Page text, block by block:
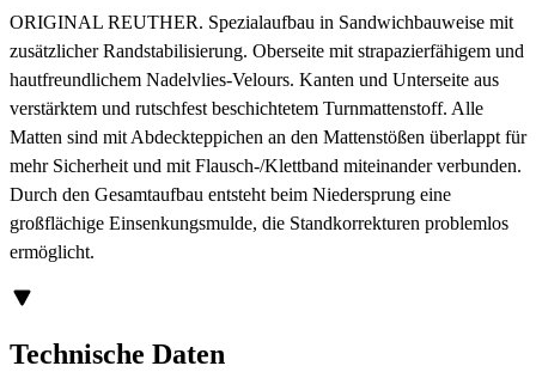
ORIGINAL REUTHER. Spezialaufbau in Sandwichbauweise mit
zusätzlicher Randstabilisierung. Oberseite mit strapazierfähigem und
hautfreundlichem Nadelvlies-Velours. Kanten und Unterseite aus
verstärktem und rutschfest beschichtetem Turnmattenstoff. Alle
Matten sind mit Abdeckteppichen an den Mattenstößen überlappt für
mehr Sicherheit und mit Flausch-/Klettband miteinander verbunden.
Durch den Gesamtaufbau entsteht beim Niedersprung eine
großflächige Einsenkungsmulde, die Standkorrekturen problemlos
ermöglicht.
Technische Daten